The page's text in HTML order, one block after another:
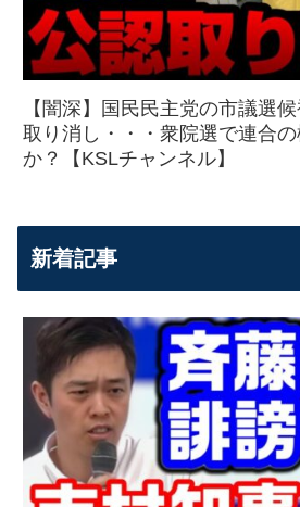
【闇深】国民民主党の市議選
取り消し・・・衆院選で連合
か？【KSLチャンネル】
新着記事